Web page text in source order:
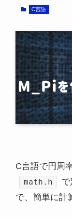
C言語
C言語で円周
math.h
で、簡単に計